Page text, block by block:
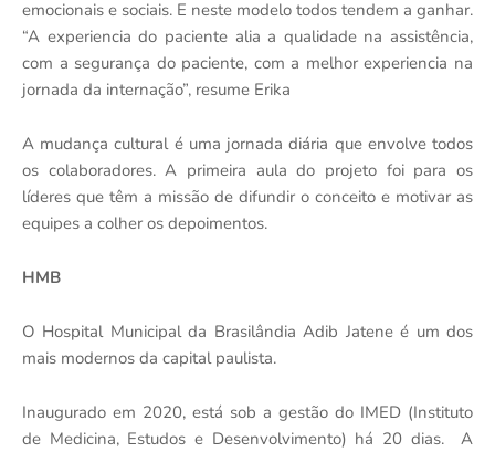
emocionais e sociais. E neste modelo todos tendem a ganhar.
“A experiencia do paciente alia a qualidade na assistência,
com a segurança do paciente, com a melhor experiencia na
jornada da internação”, resume Erika
A mudança cultural é uma jornada diária que envolve todos
os colaboradores. A primeira aula do projeto foi para os
líderes que têm a missão de difundir o conceito e motivar as
equipes a colher os depoimentos.
HMB
O Hospital Municipal da Brasilândia Adib Jatene é um dos
mais modernos da capital paulista.
Inaugurado em 2020, está sob a gestão do IMED (Instituto
de Medicina, Estudos e Desenvolvimento) há 20 dias. A